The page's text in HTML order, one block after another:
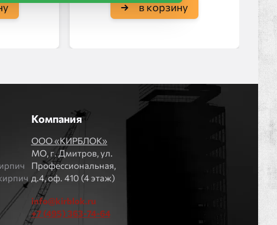
в корзину
Компания
ООО «КИРБЛОК»
МO, г. Дмитров, ул.
Профессиональная,
д.4, оф. 410 (4 этаж)
info@kirblok.ru
+7 (495) 363-74-64